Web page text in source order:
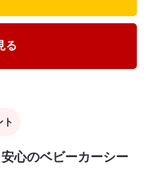
る
ト
心のベビーカーシー